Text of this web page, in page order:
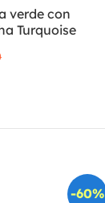
verde con
Turquoise
-60%